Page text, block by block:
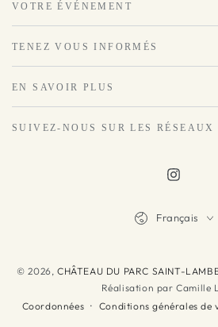
VOTRE ÉVÉNEMENT
TENEZ VOUS INFORMÉS
EN SAVOIR PLUS
SUIVEZ-NOUS SUR LES
© 2026, CHÂTEAU DU PARC SAINT-
Réalisation par Camille
Coordonnées
Conditions générales de
Français